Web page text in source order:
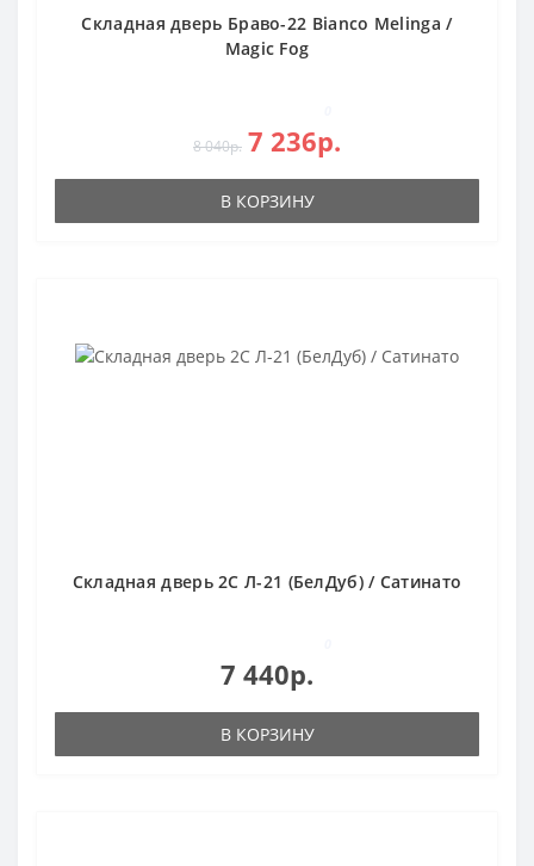
Складная дверь Браво-22 Bianco Melinga /
Magic Fog
8 040р. 7 236р.
В КОРЗИНУ
Складная дверь 2С Л-21 (БелДуб) / Сатинато
7 440р.
В КОРЗИНУ